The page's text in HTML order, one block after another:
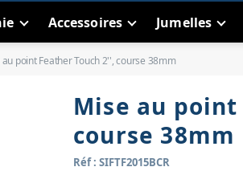
Accessoires Jumelles
au point Feather Touch 2'', course 38mm
Mise au point
course 38mm
Réf : SIFTF2015BCR